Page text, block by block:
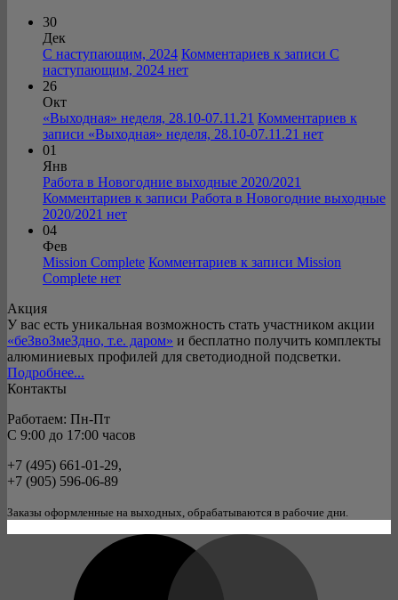
30
Дек
С наступающим, 2024 Комментариев к записи С
наступающим, 2024 нет
26
Окт
«Выходная» неделя, 28.10-07.11.21 Комментариев к
записи «Выходная» неделя, 28.10-07.11.21 нет
01
Янв
Работа в Новогодние выходные 2020/2021
Комментариев к записи Работа в Новогодние выходные
2020/2021 нет
04
Фев
Mission Complete Комментариев к записи Mission
Complete нет
Акция
У вас есть уникальная возможность стать участником акции
«беЗвоЗмеЗдно, т.е. даром» и бесплатно получить комплекты
алюминиевых профилей для светодиодной подсветки.
Подробнее...
Контакты
Работаем: Пн-Пт
C 9:00 до 17:00 часов
+7 (495) 661-01-29,
+7 (905) 596-06-89
Заказы оформленные на выходных, обрабатываются в рабочие дни.